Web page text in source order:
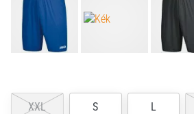
Cross
Training
neki
XXL S L